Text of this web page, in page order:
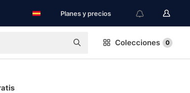
Planes y precios
Colecciones 0